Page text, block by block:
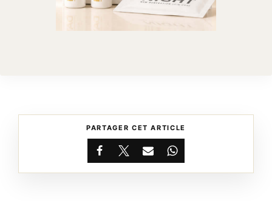
PARTAGER CET ARTICLE
Facebook
X EmailWhatsApp